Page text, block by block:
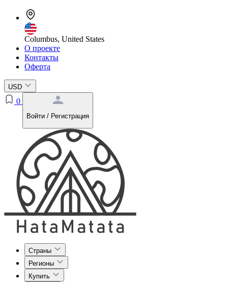
Columbus, United States
О проекте
Контакты
Оферта
USD
0
Войти / Регистрация
Страны
Регионы
Купить